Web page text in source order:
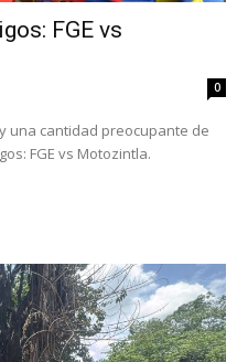
FGE vs
0
una cantidad preocupante de
FGE vs Motozintla.